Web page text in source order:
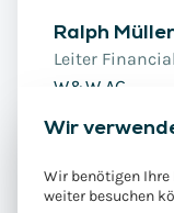
Ralph Müller
Leiter
W&W AG
Wir
Wir benötigen Ihre
weiter besuchen